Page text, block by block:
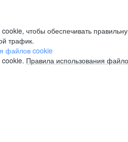
чтобы обеспечивать
трафик.
файлов cookie
Правила использования